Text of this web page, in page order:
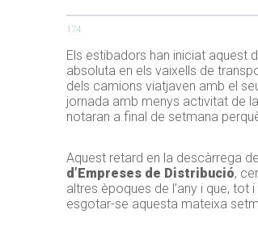
174
Els estibadors han iniciat aquest
absoluta en els vaixells de
dels camions viatjaven amb el
jornada amb menys activitat de
notaran a final de setmana
Aquest retard en la descàrrega
d’Empreses de Distribució,
altres èpoques de l’any i que,
esgotar-se aquesta mateixa